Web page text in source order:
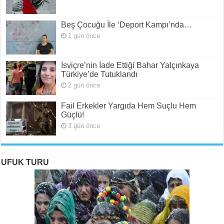
Beş Çocuğu İle ‘Deport Kampı’nda…
1 gün önce
İsviçre’nin İade Ettiği Bahar Yalçınkaya
Türkiye’de Tutuklandı
2 gün önce
Fail Erkekler Yargıda Hem Suçlu Hem
Güçlü!
3 gün önce
UFUK TURU